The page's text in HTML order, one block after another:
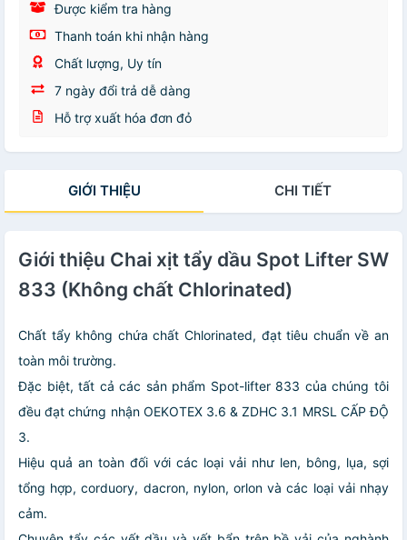
Được kiểm tra hàng
Thanh toán khi nhận hàng
Chất lượng, Uy tín
7 ngày đổi trả dễ dàng
Hỗ trợ xuất hóa đơn đỏ
GIỚI THIỆU CHI TIẾT
Giới thiệu Chai xịt tẩy dầu Spot Lifter SW
833 (Không chất Chlorinated)
Chất tẩy không chứa chất Chlorinated, đạt tiêu chuẩn về an
toàn môi trường.
Đặc biệt, tất cả các sản phẩm Spot-lifter 833 của chúng tôi
đều đạt chứng nhận OEKOTEX 3.6 & ZDHC 3.1 MRSL CẤP ĐỘ
3.
Hiệu quả an toàn đối với các loại vải như len, bông, lụa, sợi
tổng hợp, corduory, dacron, nylon, orlon và các loại vải nhạy
cảm.